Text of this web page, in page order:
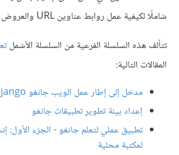
شاملًا لكيفية عمل روابط عناوين URL والعروض والنماذج عمليًا.
تتألف هذه السلسلة الفرعية من السلسلة الأشمل
المقالات التالية:
مدخل إلى إطار عمل الويب جانغو Django
إعداد بيئة تطوير تطبيقات جانغو
تطبيق عملي لتعلم جانغو - الجزء الأول:
لمكتبة محلية